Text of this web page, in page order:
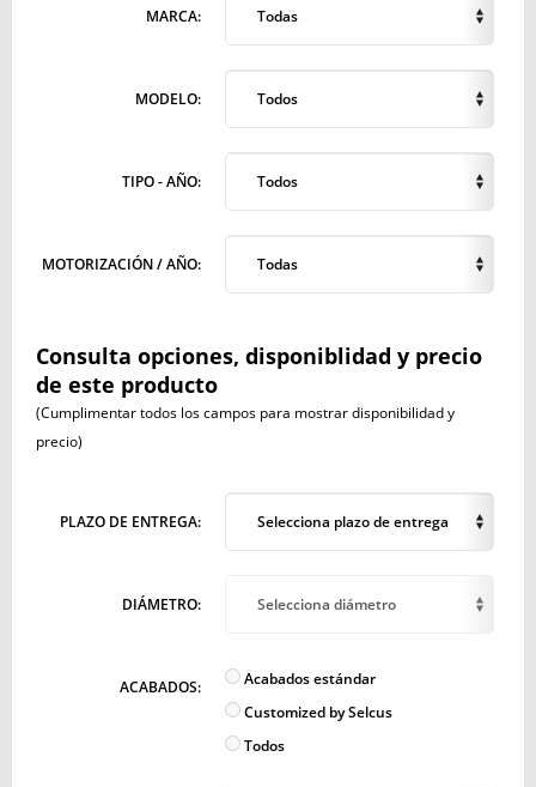
MARCA: Todas
MODELO: Todos
TIPO - AÑO: Todos
MOTORIZACIÓN / AÑO: Todas
Consulta opciones, disponiblidad y precio
de este producto
(Cumplimentar todos los campos para mostrar disponibilidad y
precio)
PLAZO DE ENTREGA: Selecciona plazo de entrega
DIÁMETRO: Selecciona diámetro
ACABADOS:
Acabados estándar
Customized by Selcus
Todos